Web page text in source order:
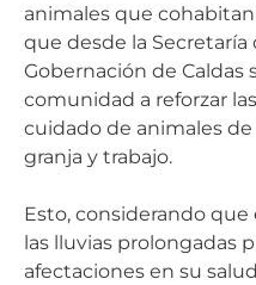
animales que
que desde la
Gobernación de Caldas
comunidad a reforzar
cuidado de animales
granja y trabajo.
Esto, considerando
las lluvias prolongadas
afectaciones en su